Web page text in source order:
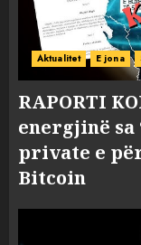
Aktualitet E jona
RAPORTI
energjinë sa
private e
Bitcoin